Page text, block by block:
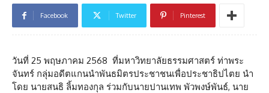
Facebook Twitter Pinterest
วันที่ 25 พฤษภาคม 2568 ที่มหาวิทยาลัยธรรมศาสตร์ ท่าพระ
จันทร์ กลุ่มอดีตแกนนำพันธมิตรประชาชนเพื่อประชาธิปไตย นำ
โดย นายสนธิ ลิ้มทองกุล ร่วมกับนายปานเทพ พัวพงษ์พันธ์, นาย